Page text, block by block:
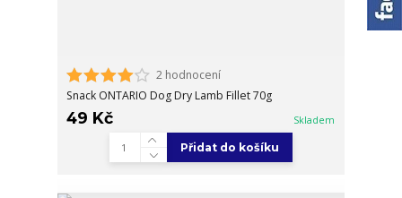
2 hodnocení
Snack ONTARIO Dog Dry Lamb Fillet 70g
49 Kč Skladem
Přidat do košíku